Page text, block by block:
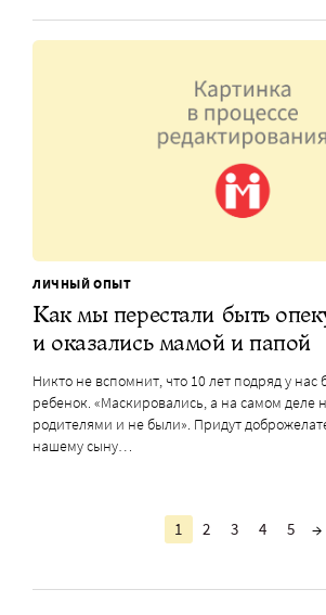
ЛИЧНЫЙ ОПЫТ
Как мы перестали быть
и оказались мамой и папой
Никто не вспомнит, что 10 лет подряд у нас
ребенок. «Маскировались, а на самом деле
родителями и не были». Придут
нашему сыну…
1 2 3 4 5 →